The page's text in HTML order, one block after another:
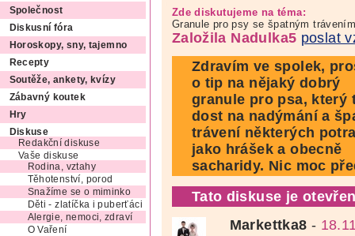
Společnost
Diskusní fóra
Horoskopy, sny, tajemno
Recepty
Soutěže, ankety, kvízy
Zábavný koutek
Hry
Diskuse
Redakční diskuse
Vaše diskuse
Rodina, vztahy
Těhotenství, porod
Snažíme se o miminko
Děti - zlatíčka i puberťáci
Alergie, nemoci, zdraví
O Vaření
Zde diskutujeme na téma:
Granule pro psy se špatným
Založila Nadulka5 poslat
Zdravím ve spolek,
o tip na nějaký dobrý
granule pro psa, který
dost na nadýmání a
trávení některých
jako hrášek a obecně
sacharidy. Nic moc
Tato diskuse je
Markettka8 -